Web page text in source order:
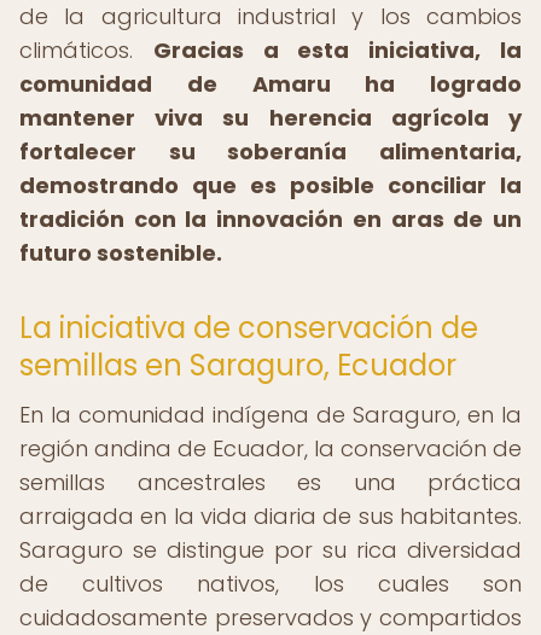
de la agricultura industrial y los cambios
climáticos. Gracias a esta iniciativa, la
comunidad de Amaru ha logrado
mantener viva su herencia agrícola y
fortalecer su soberanía alimentaria,
demostrando que es posible conciliar la
tradición con la innovación en aras de un
futuro sostenible.
La iniciativa de conservación de
semillas en Saraguro, Ecuador
En la comunidad indígena de Saraguro, en la
región andina de Ecuador, la conservación de
semillas ancestrales es una práctica
arraigada en la vida diaria de sus habitantes.
Saraguro se distingue por su rica diversidad
de cultivos nativos, los cuales son
cuidadosamente preservados y compartidos